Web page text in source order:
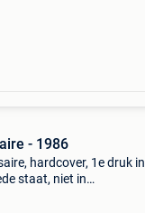
- 1986
hardcover, 1e druk in
staat, niet in